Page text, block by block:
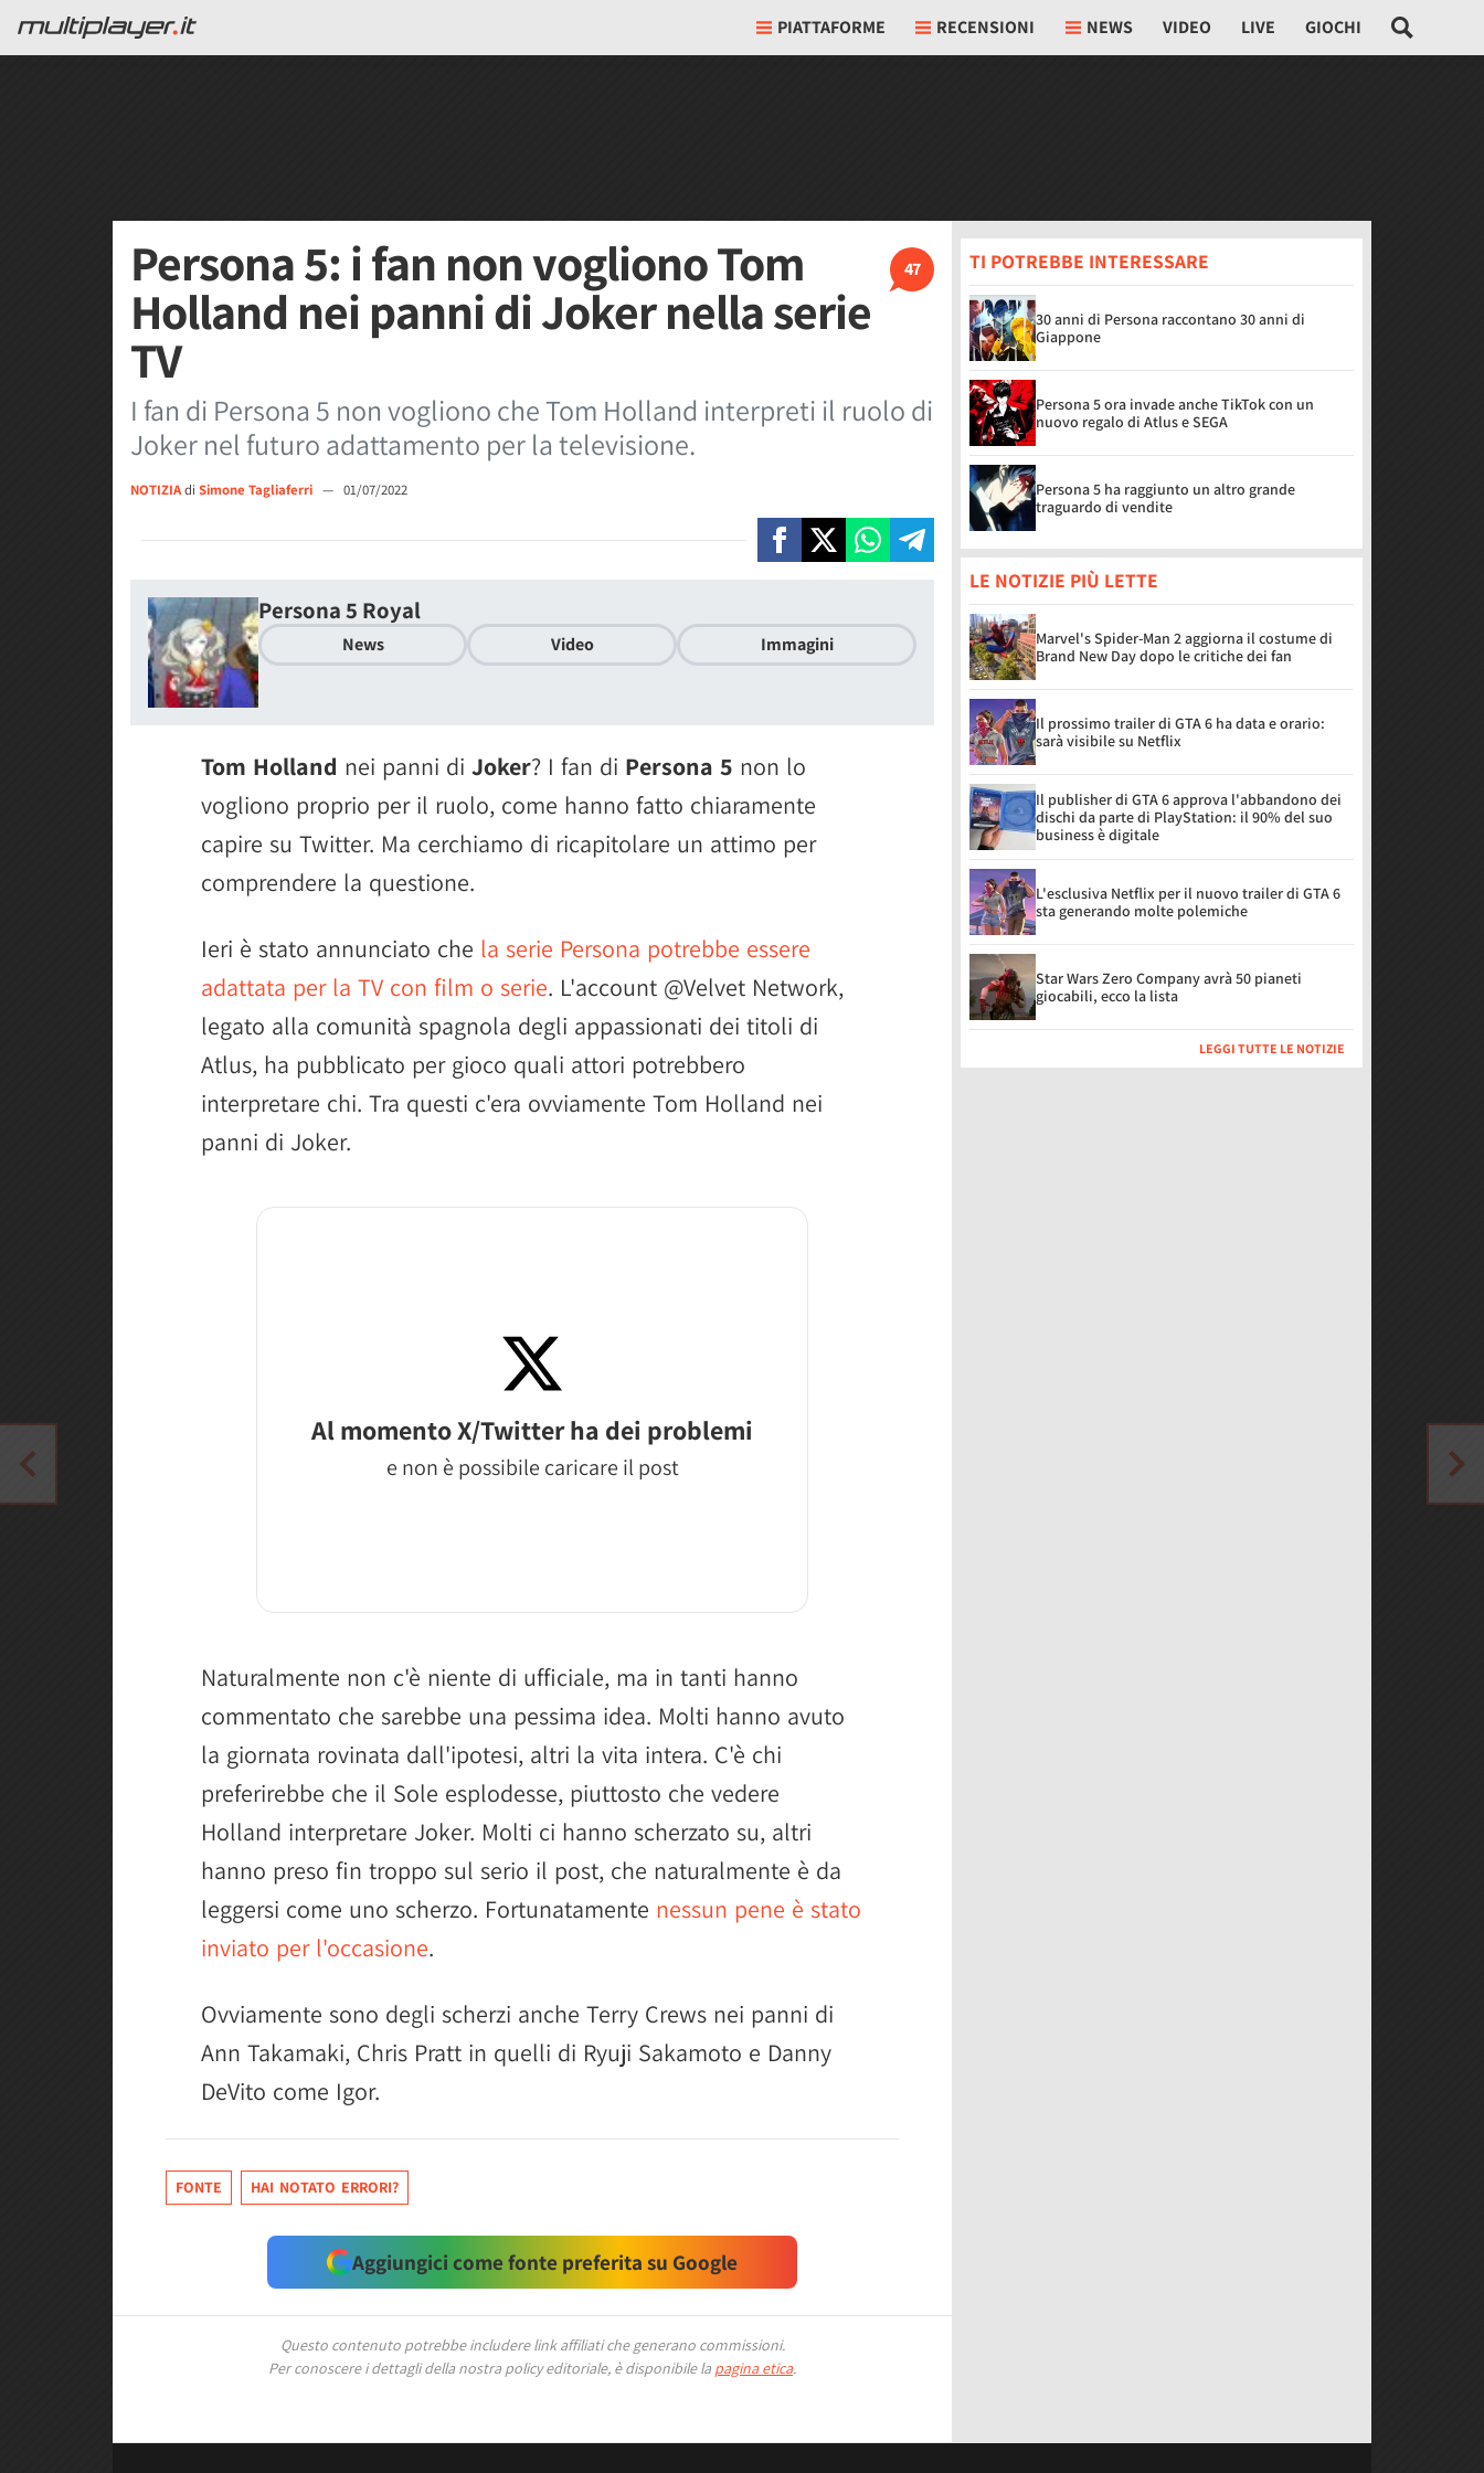
PIATTAFORME RECENSIONI NEWS VIDEO LIVE GIOCHI
47
Persona 5: i fan non vogliono Tom
Holland nei panni di Joker nella serie
TV
I fan di Persona 5 non vogliono che Tom Holland interpreti il ruolo di
Joker nel futuro adattamento per la televisione.
NOTIZIAdi Simone Tagliaferri — 01/07/2022
Persona 5 Royal
News Video Immagini
Tom Holland nei panni di Joker? I fan di Persona 5 non lo
vogliono proprio per il ruolo, come hanno fatto chiaramente
capire su Twitter. Ma cerchiamo di ricapitolare un attimo per
comprendere la questione.
Ieri è stato annunciato che la serie Persona potrebbe essere
adattata per la TV con film o serie. L'account @Velvet Network,
legato alla comunità spagnola degli appassionati dei titoli di
Atlus, ha pubblicato per gioco quali attori potrebbero
interpretare chi. Tra questi c'era ovviamente Tom Holland nei
panni di Joker.
Al momento X/Twitter ha dei problemi
e non è possibile caricare il post
Naturalmente non c'è niente di ufficiale, ma in tanti hanno
commentato che sarebbe una pessima idea. Molti hanno avuto
la giornata rovinata dall'ipotesi, altri la vita intera. C'è chi
preferirebbe che il Sole esplodesse, piuttosto che vedere
Holland interpretare Joker. Molti ci hanno scherzato su, altri
hanno preso fin troppo sul serio il post, che naturalmente è da
leggersi come uno scherzo. Fortunatamente nessun pene è stato
inviato per l'occasione.
Ovviamente sono degli scherzi anche Terry Crews nei panni di
Ann Takamaki, Chris Pratt in quelli di Ryuji Sakamoto e Danny
DeVito come Igor.
FONTE HAI NOTATO ERRORI?
Aggiungici come fonte preferita su Google
Questo contenuto potrebbe includere link affiliati che generano commissioni.
Per conoscere i dettagli della nostra policy editoriale, è disponibile la pagina etica.
TI POTREBBE INTERESSARE
30 anni di Persona raccontano 30 anni di
Giappone
Persona 5 ora invade anche TikTok con un
nuovo regalo di Atlus e SEGA
Persona 5 ha raggiunto un altro grande
traguardo di vendite
LE NOTIZIE PIÙ LETTE
Marvel's Spider-Man 2 aggiorna il costume di
Brand New Day dopo le critiche dei fan
Il prossimo trailer di GTA 6 ha data e orario:
sarà visibile su Netflix
Il publisher di GTA 6 approva l'abbandono dei
dischi da parte di PlayStation: il 90% del suo
business è digitale
L'esclusiva Netflix per il nuovo trailer di GTA 6
sta generando molte polemiche
Star Wars Zero Company avrà 50 pianeti
giocabili, ecco la lista
LEGGI TUTTE LE NOTIZIE